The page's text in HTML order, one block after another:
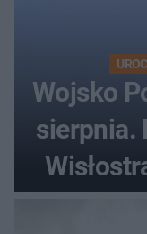
Wojsko
sierpnia.